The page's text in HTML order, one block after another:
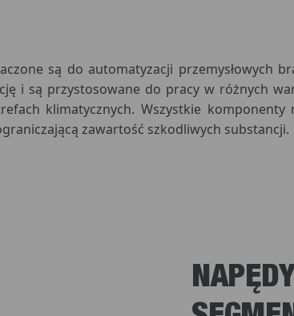
są do automatyzacji przemysłowych
i są przystosowane do pracy w różnych
klimatycznych. Wszystkie komponenty
zawartość szkodliwych substancji.